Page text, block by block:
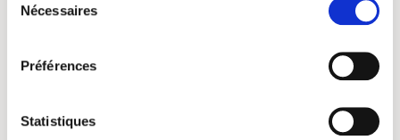
Nécessaires
Préférences
Statistiques
Diversité,
Équité et Inclusion